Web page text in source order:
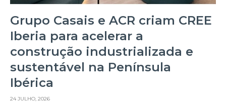
Grupo Casais e ACR criam CREE
Iberia para acelerar a
construção industrializada e
sustentável na Península
Ibérica
24 JULHO, 2026